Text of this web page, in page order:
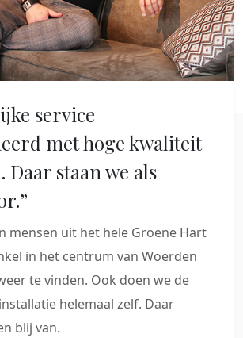
service
met hoge kwaliteit
Daar staan we als
mensen uit het hele Groene Hart
in het centrum van Woerden
te vinden. Ook doen we de
helemaal zelf. Daar
blij van.